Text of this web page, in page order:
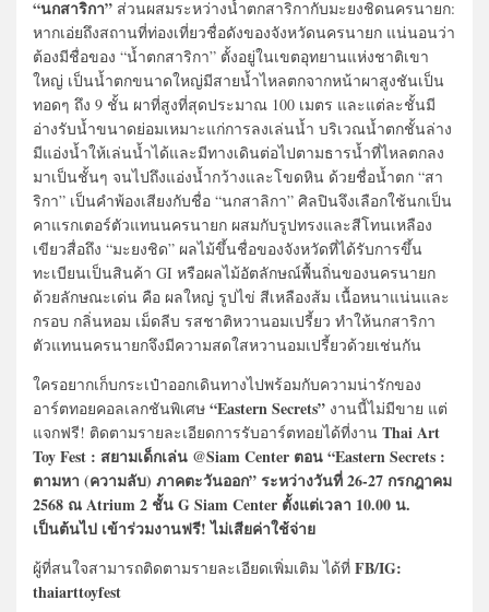
“นกสาริกา” ส่วนผสมระหว่างน้ำตกสาริกากับมะยงชิดนครนายก:
หากเอ่ยถึงสถานที่ท่องเที่ยวชื่อดังของจังหวัดนครนายก แน่นอนว่า
ต้องมีชื่อของ “น้ำตกสาริกา” ตั้งอยู่ในเขตอุทยานแห่งชาติเขา
ใหญ่ เป็นน้ำตกขนาดใหญ่มีสายน้ำไหลตกจากหน้าผาสูงชันเป็น
ทอดๆ ถึง 9 ชั้น ผาที่สูงที่สุดประมาณ 100 เมตร และแต่ละชั้นมี
อ่างรับน้ำขนาดย่อมเหมาะแก่การลงเล่นน้ำ บริเวณน้ำตกชั้นล่าง
มีแอ่งน้ำให้เล่นน้ำได้และมีทางเดินต่อไปตามธารน้ำที่ไหลตกลง
มาเป็นชั้นๆ จนไปถึงแอ่งน้ำกว้างและโขดหิน ด้วยชื่อน้ำตก “สา
ริกา” เป็นคำพ้องเสียงกับชื่อ “นกสาลิกา” ศิลปินจึงเลือกใช้นกเป็น
คาแรกเตอร์ตัวแทนนครนายก ผสมกับรูปทรงและสีโทนเหลือง
เขียวสื่อถึง “มะยงชิด” ผลไม้ขึ้นชื่อของจังหวัดที่ได้รับการขึ้น
ทะเบียนเป็นสินค้า GI หรือผลไม้อัตลักษณ์พื้นถิ่นของนครนายก
ด้วยลักษณะเด่น คือ ผลใหญ่ รูปไข่ สีเหลืองส้ม เนื้อหนาแน่นและ
กรอบ กลิ่นหอม เม็ดลีบ รสชาติหวานอมเปรี้ยว ทำให้นกสาริกา
ตัวแทนนครนายกจึงมีความสดใสหวานอมเปรี้ยวด้วยเช่นกัน
ใครอยากเก็บกระเป๋าออกเดินทางไปพร้อมกับความน่ารักของ
อาร์ตทอยคอลเลกชันพิเศษ “Eastern Secrets” งานนี้ไม่มีขาย แต่
แจกฟรี! ติดตามรายละเอียดการรับอาร์ตทอยได้ที่งาน Thai Art
Toy Fest : สยามเด็กเล่น @Siam Center ตอน “Eastern Secrets :
ตามหา (ความลับ) ภาคตะวันออก” ระหว่างวันที่ 26-27 กรกฎาคม
2568 ณ Atrium 2 ชั้น G Siam Center ตั้งแต่เวลา 10.00 น.
เป็นต้นไป เข้าร่วมงานฟรี! ไม่เสียค่าใช้จ่าย
ผู้ที่สนใจสามารถติดตามรายละเอียดเพิ่มเติม ได้ที่ FB/IG:
thaiarttoyfest